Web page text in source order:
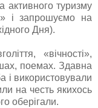
активного туризму
і запрошуємо на
Дня).
«вічності»,
поемах. Здавна
і використовували
на честь якихось
оберігали.